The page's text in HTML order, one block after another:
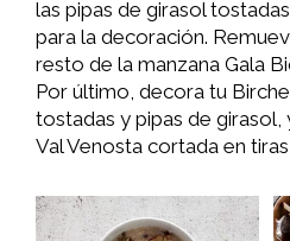
las pipas de girasol
para la decoración.
resto de la manzana Gala
Por último, decora tu
tostadas y pipas de girasol,
Val Venosta cortada en